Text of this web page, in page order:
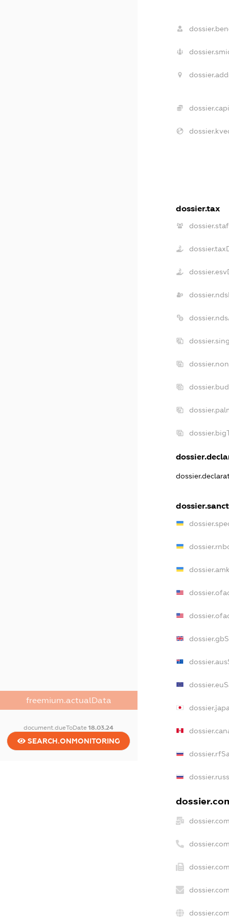
freemium.actualData
document.dueToDate18.03.24
SEARCH.ONMONITORING
dossier.tax